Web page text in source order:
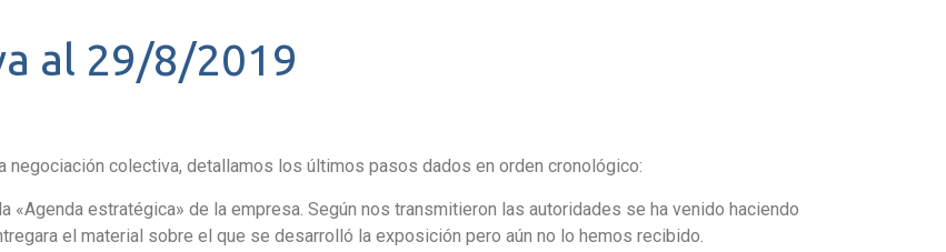
al 29/8/2019
negociación colectiva, detallamos los últimos pasos dados en orden cronológico:
estratégica» de la empresa. Según nos transmitieron las autoridades se ha venido haciendo
el material sobre el que se desarrolló la exposición pero aún no lo hemos recibido.